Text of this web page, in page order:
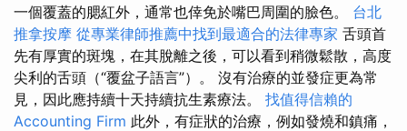
一個覆蓋的腮紅外，通常也倖免於嘴巴周圍的臉色。 台北
推拿按摩 從專業律師推薦中找到最適合的法律專家 舌頭首
先有厚實的斑塊，在其脫離之後，可以看到稍微鬆散，高度
尖利的舌頭（“覆盆子語言”）。 沒有治療的並發症更為常
見，因此應持續十天持續抗生素療法。 找值得信賴的
Accounting Firm 此外，有症狀的治療，例如發燒和鎮痛，